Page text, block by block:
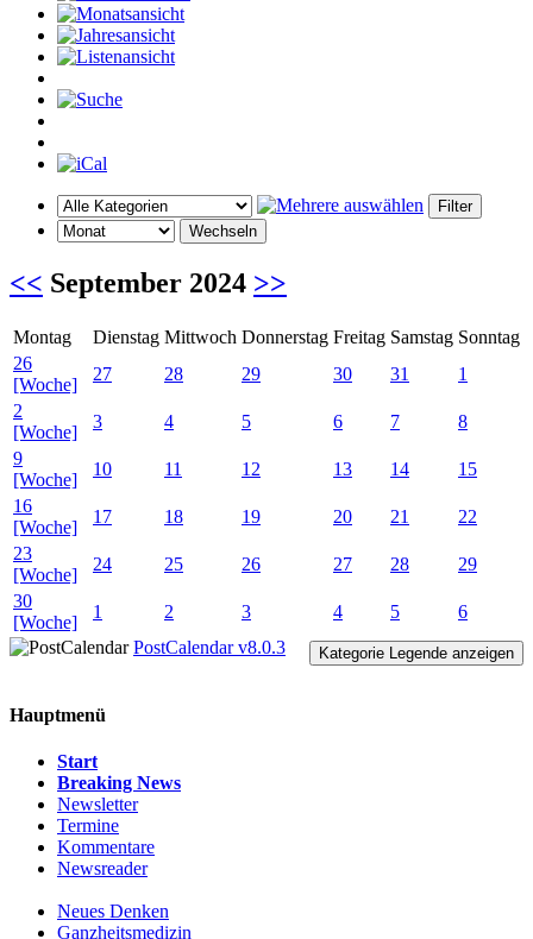
<< September 2024 >>
Montag Dienstag Mittwoch Donnerstag Freitag Samstag Sonntag
26
[Woche]
27 28 29 30 31
1
2
[Woche]
3 4 5 6 7
8
9
[Woche]
10 11 12 13 14
15
16
[Woche]
17 18 19 20 21
22
23
[Woche]
24 25 26 27 28
29
30
[Woche]
1 2 3 4 5 6
Kategorie Legende anzeigen
PostCalendar v8.0.3
Hauptmenü
Start
Breaking News
Newsletter
Termine
Kommentare
Newsreader
Neues Denken
Ganzheitsmedizin